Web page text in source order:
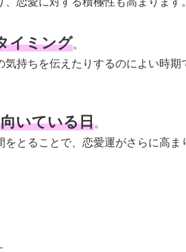
イミング。
持ちを伝えたりするのによい時期
いている日。
とることで、恋愛運がさらに高ま